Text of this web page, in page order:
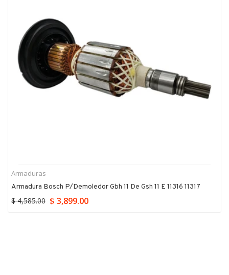
Armaduras
Armadura Bosch P/demoledor Gbh 11 De Gsh 11 E 11316 11317
$ 4,585.00 $ 3,899.00